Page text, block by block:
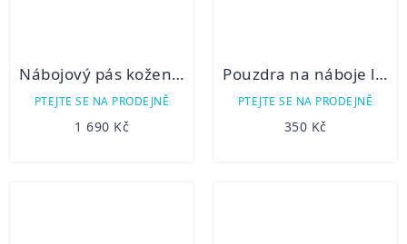
Nábojový pás kožený brokový
PTEJTE SE NA PRODEJNĚ
1 690 Kč
Pouzdra na náboje lodenová 3k+2b
PTEJTE SE NA PRODEJNĚ
350 Kč